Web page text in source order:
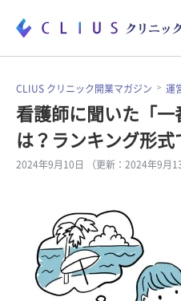
お役立ち資料
開業医のリアル
集患のコツ
CLIUS クリニック開業マガジン 運
看護師に聞いた「一
は？ランキング形式
2024年9月10日 （更新：2024年9月13